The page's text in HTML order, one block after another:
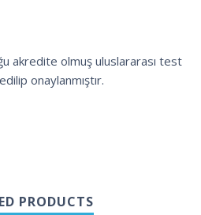
akredite olmuş uluslararası test
onaylanmıştır.
PRODUCTS